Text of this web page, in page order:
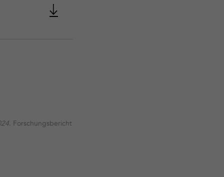
. Forschungsbericht